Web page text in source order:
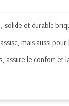
solide et durable
mais aussi
assure le confort et